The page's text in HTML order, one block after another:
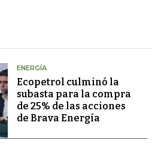
ENERGÍA
Ecopetrol culminó la
subasta para la compra
de 25% de las acciones
de Brava Energía